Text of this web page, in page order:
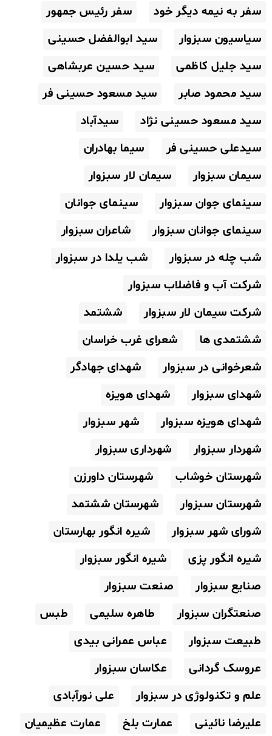
سفر به نیمه دیگر خود
سفر رئیس جمهور
سیاسیون سبزوار
سید ابوالفضل حسینی
سید جلیل کاظمی
سید حسین عربشاهی
سید محمود صابر
سید مسعود حسینی فر
سید مسعود حسینی نژاد
سیدآباد
سیدعلی حسینی فر
سیما بهادران
سیمان سبزوار
سیمان لار سبزوار
سینمای جوان سبزوار
سینمای جوانان
سینمای جوانان سبزوار
شاعران سبزوار
شب چله در سبزوار
شب یلدا در سبزوار
شرکت آب و فاضلاب سبزوار
شرکت سیمان لار سبزوار
ششتمد
ششتمدی ها
شعرای غرب خراسان
شعرخوانی در سبزوار
شهدای جهادگر
شهدای سبزوار
شهدای هویزه
شهدای هویزه سبزوار
شهر سبزوار
شهردار سبزوار
شهرداری سبزوار
شهرستان خوشاب
شهرستان داورزن
شهرستان سبزوار
شهرستان ششتمد
شورای شهر سبزوار
شیره انگور بهارستان
شیره انگور پزی
شیره انگور سبزوار
صنایع سبزوار
صنعت سبزوار
صنعتگران سبزوار
طاهره سلیمی
طبس
طبیعت سبزوار
عباس عمرانی بیدی
عروسک گردانی
عکاسان سبزوار
علم و تکنولوژی در سبزوار
علی نورآبادی
علیرضا نائینی
عمارت بلخ
عمارت عظیمیان